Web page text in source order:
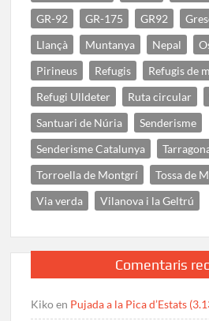
GR-92
GR-175 GR92
Llançà
Muntanya Nepal
Pirineus
Refugis
Refugis de
Refugi Ulldeter
Ruta circular
Santuari de Núria
Senderisme
Senderisme Catalunya
Torroella de Montgrí
Tossa de
Via verda
Vilanova i la Geltrú
Comentaris
Kikoen Pujada a la Pica d’Estats